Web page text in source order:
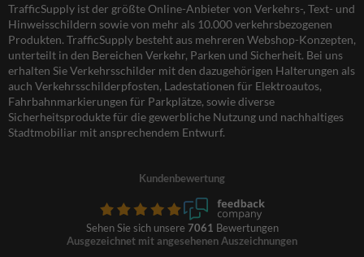
TrafficSupply ist der größte Online-Anbieter von Verkehrs-, Text- und
Hinweisschildern sowie von mehr als 10.000 verkehrsbezogenen
Produkten. TrafficSupply besteht aus mehreren Webshop-Konzepten,
unterteilt in den Bereichen Verkehr, Parken und Sicherheit. Bei uns
erhalten Sie Verkehrsschilder mit den dazugehörigen Halterungen als
auch Verkehrsschilderpfosten, Ladestationen für Elektroautos,
Fahrbahnmarkierungen für Parkplätze, sowie diverse
Sicherheitsprodukte für die gewerbliche Nutzung und nachhaltiges
Stadtmobiliar mit ansprechendem Entwurf.
Kundenbewertung
Sehen Sie sich unsere 7061 Bewertungen
Ausgezeichnet mit angesehenen Auszeichnungen